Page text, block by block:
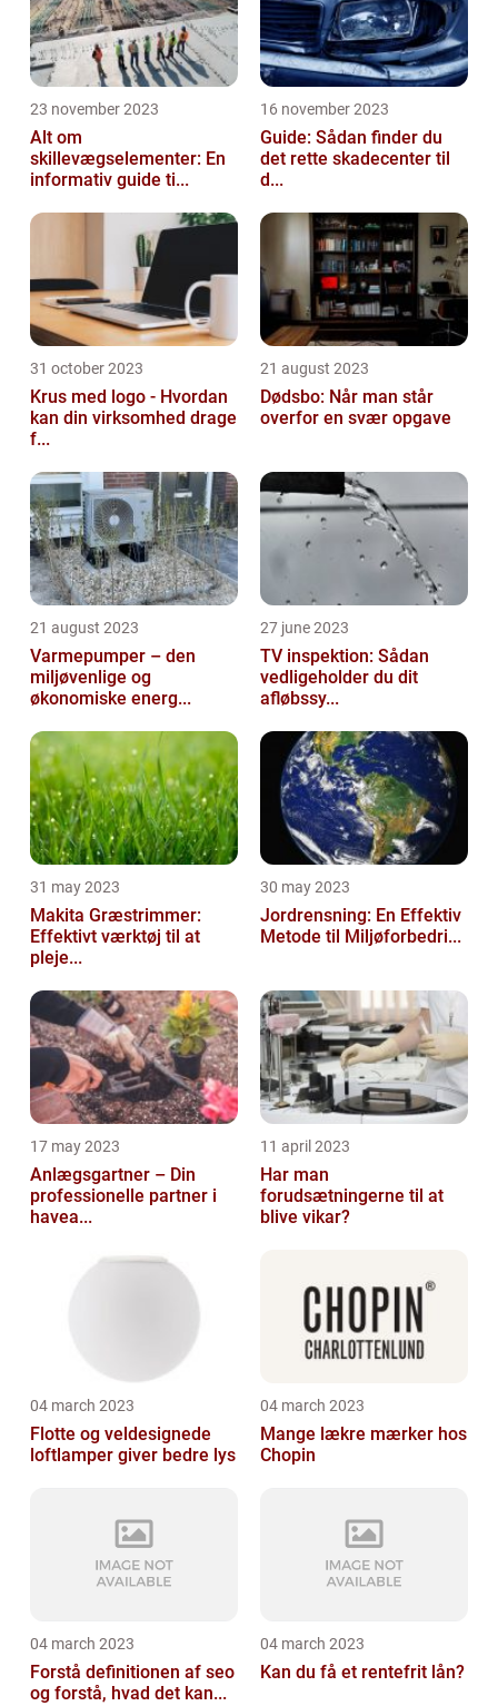
23 november 2023
Alt om
skillevægselementer: En
informativ guide ti...
16 november 2023
Guide: Sådan finder du
det rette skadecenter til
d...
31 october 2023
Krus med logo - Hvordan
kan din virksomhed drage
f...
21 august 2023
Dødsbo: Når man står
overfor en svær opgave
21 august 2023
Varmepumper – den
miljøvenlige og
økonomiske energ...
27 june 2023
TV inspektion: Sådan
vedligeholder du dit
afløbssy...
31 may 2023
Makita Græstrimmer:
Effektivt værktøj til at
pleje...
30 may 2023
Jordrensning: En Effektiv
Metode til Miljøforbedri...
17 may 2023
Anlægsgartner – Din
professionelle partner i
havea...
11 april 2023
Har man
forudsætningerne til at
blive vikar?
04 march 2023
Flotte og veldesignede
loftlamper giver bedre lys
04 march 2023
Mange lækre mærker hos
Chopin
04 march 2023
Forstå definitionen af seo
og forstå, hvad det kan...
04 march 2023
Kan du få et rentefrit lån?